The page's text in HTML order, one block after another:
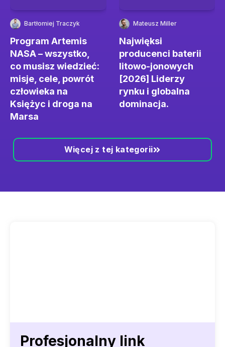
Bartłomiej Traczyk
Program Artemis
NASA – wszystko,
co musisz wiedzieć:
misje, cele, powrót
człowieka na
Księżyc i droga na
Marsa
Mateusz Miller
Najwięksi
producenci baterii
litowo-jonowych
[2026] Liderzy
rynku i globalna
dominacja.
Więcej z tej kategorii
Profesjonalny link